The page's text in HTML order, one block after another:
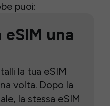
puoi:
una
la tua eSIM
volta. Dopo la
la stessa eSIM